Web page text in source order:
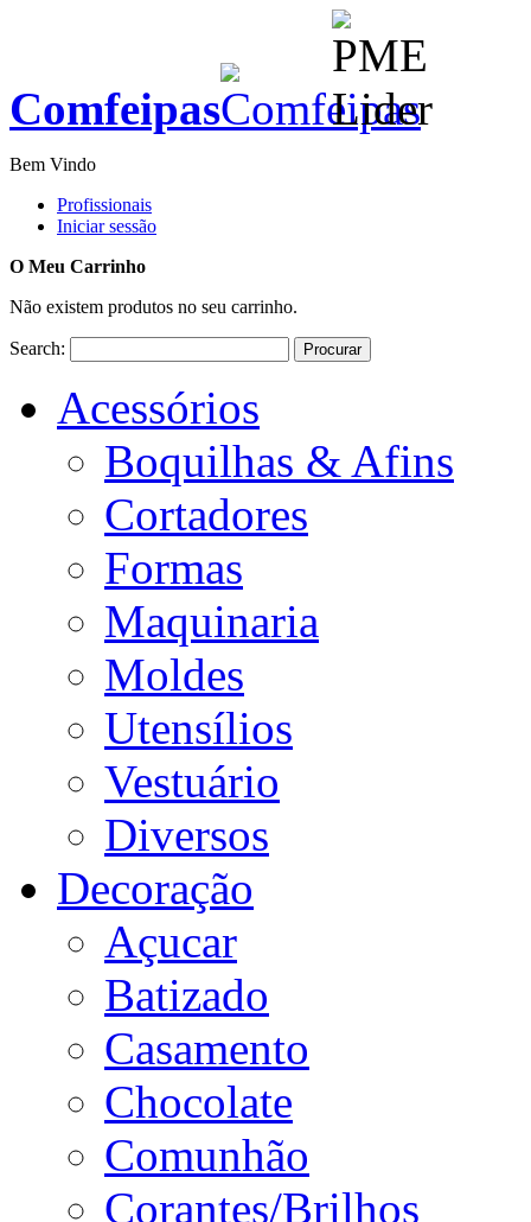
Comfeipas
Bem Vindo
Profissionais
Iniciar sessão
O Meu Carrinho
Não existem produtos no seu carrinho.
Search: Procurar
Acessórios
Boquilhas & Afins
Cortadores
Formas
Maquinaria
Moldes
Utensílios
Vestuário
Diversos
Decoração
Açucar
Batizado
Casamento
Chocolate
Comunhão
Corantes/Brilhos